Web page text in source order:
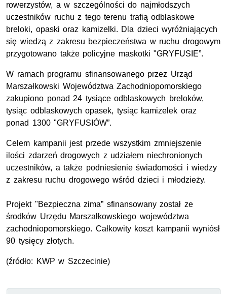
rowerzystów, a w szczególności do najmłodszych
uczestników ruchu z tego terenu trafią odblaskowe
breloki, opaski oraz kamizelki. Dla dzieci wyróżniających
się wiedzą z zakresu bezpieczeństwa w ruchu drogowym
przygotowano także policyjne maskotki "GRYFUSIE”.
W ramach programu sfinansowanego przez Urząd
Marszałkowski Województwa Zachodniopomorskiego
zakupiono ponad 24 tysiące odblaskowych breloków,
tysiąc odblaskowych opasek, tysiąc kamizelek oraz
ponad 1300 "GRYFUSIÓW”.
Celem kampanii jest przede wszystkim zmniejszenie
ilości zdarzeń drogowych z udziałem niechronionych
uczestników, a także podniesienie świadomości i wiedzy
z zakresu ruchu drogowego wśród dzieci i młodzieży.
Projekt "Bezpieczna zima” sfinansowany został ze
środków Urzędu Marszałkowskiego województwa
zachodniopomorskiego. Całkowity koszt kampanii wyniósł
90 tysięcy złotych.
(źródło: KWP w Szczecinie)